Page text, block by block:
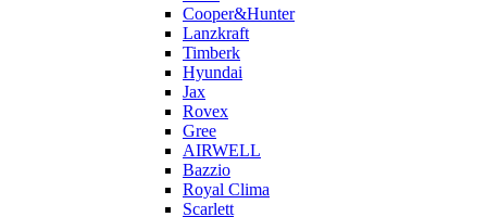
Cooper&Hunter
Lanzkraft
Timberk
Hyundai
Jax
Rovex
Gree
AIRWELL
Bazzio
Royal Clima
Scarlett